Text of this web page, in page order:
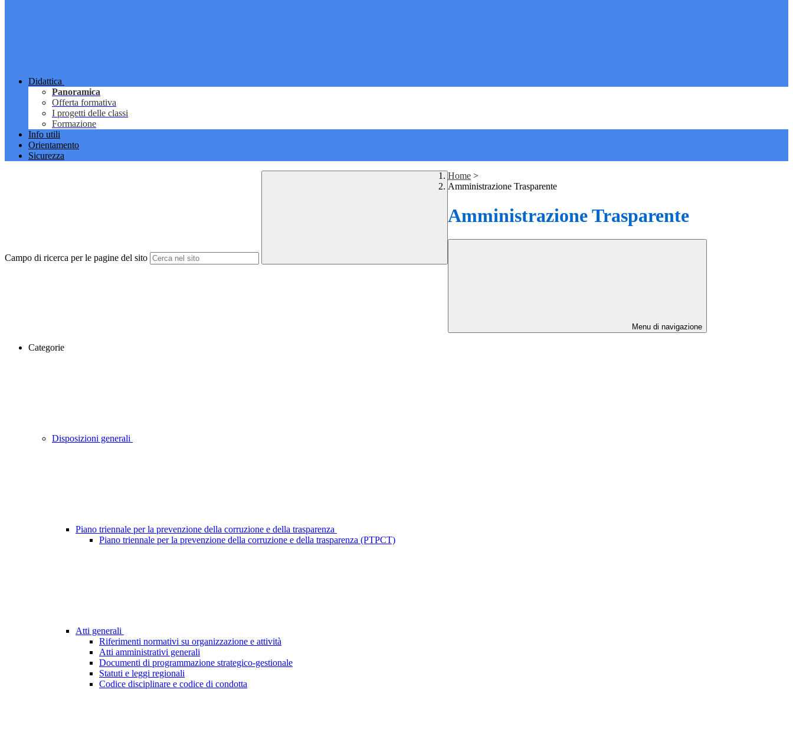
Didattica
Panoramica
Offerta formativa
I progetti delle classi
Formazione
Info utili
Orientamento
Sicurezza
Campo di ricerca per le pagine del sito
Home >
Amministrazione Trasparente
Amministrazione Trasparente
Menu di navigazione
Categorie
Disposizioni generali
Piano triennale per la prevenzione della corruzione e della trasparenza
Piano triennale per la prevenzione della corruzione e della trasparenza (PTPCT)
Atti generali
Riferimenti normativi su organizzazione e attività
Atti amministrativi generali
Documenti di programmazione strategico-gestionale
Statuti e leggi regionali
Codice disciplinare e codice di condotta